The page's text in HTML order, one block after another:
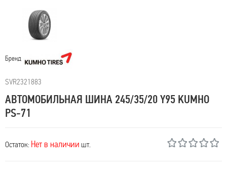
Бренд
SVR2321883
АВТОМОБИЛЬНАЯ ШИНА 245/35/20 Y95 KUMHO
PS-71
Остаток: Нет в наличии шт.